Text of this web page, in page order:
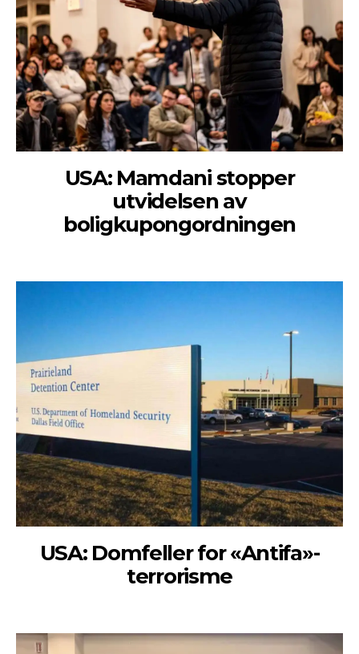
USA: Mamdani stopper
utvidelsen av
boligkupongordningen
USA: Domfeller for «Antifa»-
terrorisme